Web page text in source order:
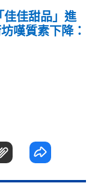
佳佳甜品」進
嘆質素下降：